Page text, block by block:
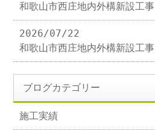
和歌山市西庄地内外構新設工事
2026/07/22
和歌山市西庄地内外構新設工事
ブログカテゴリー
施工実績